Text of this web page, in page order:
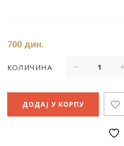
700 дин.
КОЛИЧИНА
ДОДАЈ У КОРПУ